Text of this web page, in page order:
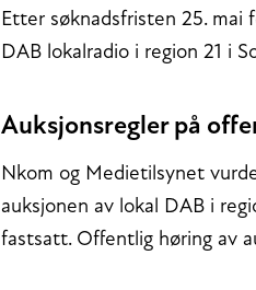
Etter søknadsfristen 25. mai
DAB lokalradio i region 21 i
Auksjonsregler på
Nkom og Medietilsynet
auksjonen av lokal DAB i
fastsatt. Offentlig høring av